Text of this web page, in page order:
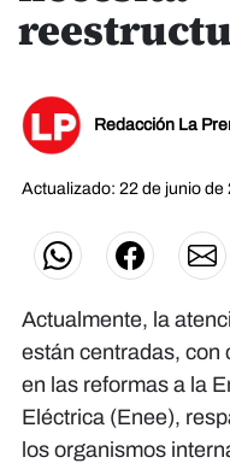
Redacción La
Actualizado: 22 de junio de
Actualmente, la
están centradas, con
en las reformas a la
Eléctrica (Enee),
los organismos